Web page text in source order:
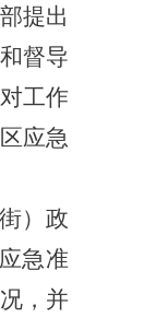
提出
督导
工作
区应急
）政
急准
，并